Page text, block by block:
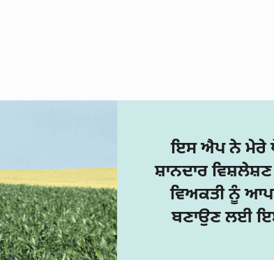
ਇਸ ਐਪ ਨੇ ਮੇਰੇ
ਸ਼ਾਨਦਾਰ ਵਿਸ਼ਲੇਸ਼ਣ
ਵਿਅਕਤੀ ਨੂੰ
ਬਣਾਉਣ ਲਈ